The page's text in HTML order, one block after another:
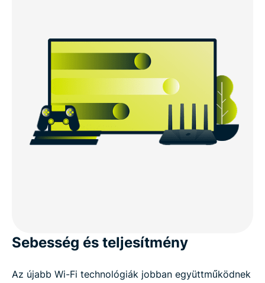
Sebesség és teljesítmény
Az újabb Wi-Fi technológiák jobban együttműködnek